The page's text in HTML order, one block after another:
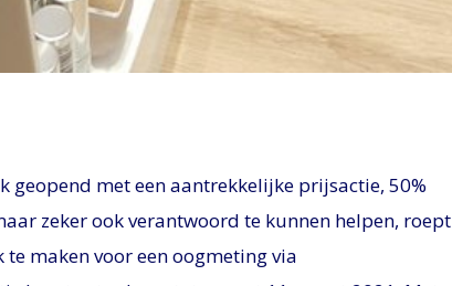
met een aantrekkelijke prijsactie, 50%
zeker ook verantwoord te kunnen helpen, roept
maken voor een oogmeting via